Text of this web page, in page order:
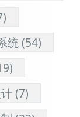
统(54)
(7)